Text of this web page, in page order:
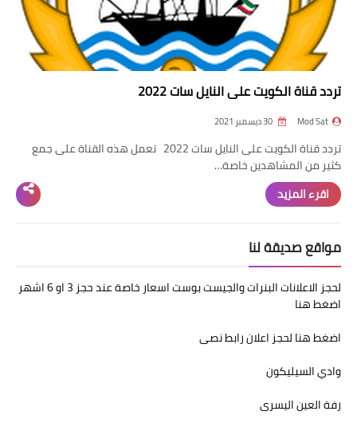
ترددات النايل سات
ترددات النايل سات
تردد قناة الكويت على النايل سات 2022
Mod Sat
تردد قناة الكويت على النايل سات 2022 تعمل هذه القناة على جمع
كثير من المشاهدين خاصة…
اقرء المزيد
مواقع صديقة لنا
لحجز الاعلانات البنرات والجيست بوست اسعار خاصة عند حجز 3 او 6 اشهر
اضغط هنا
اضغط هنا لحجز اعلان رابط نصى
وادي السيليكون
رفة العين اليسرى